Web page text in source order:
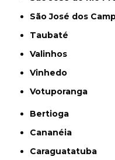
São José dos
Taubaté
Valinhos
Vinhedo
Votuporanga
Bertioga
Cananéia
Caraguatatuba